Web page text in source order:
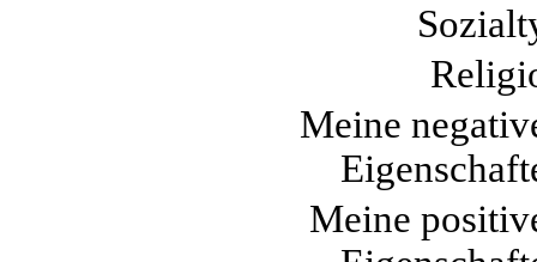
Meine
Meine